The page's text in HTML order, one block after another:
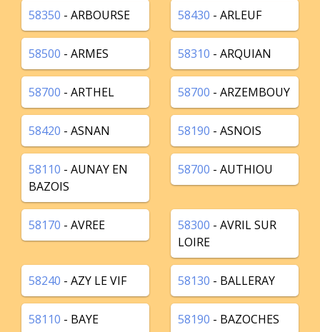
58350 - ARBOURSE 58430 - ARLEUF
58500 - ARMES 58310 - ARQUIAN
58700 - ARTHEL 58700 - ARZEMBOUY
58420 - ASNAN 58190 - ASNOIS
58110 - AUNAY EN
BAZOIS
58700 - AUTHIOU
58170 - AVREE 58300 - AVRIL SUR
LOIRE
58240 - AZY LE VIF 58130 - BALLERAY
58110 - BAYE 58190 - BAZOCHES